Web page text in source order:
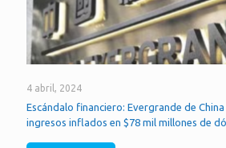
4 abril, 2024
Escándalo financiero: Evergrande de
ingresos inflados en $78 mil millones de